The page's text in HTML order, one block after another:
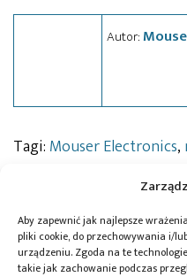
Aby zapewnić jak najlepsze
pliki cookie, do przechowywania i/
urządzeniu. Zgoda na te
takie jak zachowanie podczas
Autor:
Tagi: Mouser Electronics,
Przeczytaj również: